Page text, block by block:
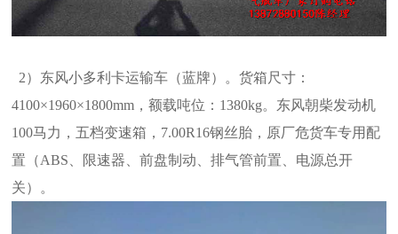
2）东风小多利卡运输车（蓝牌）。货箱尺寸：
4100×1960×1800mm，额载吨位：1380kg。东风朝柴发动机
100马力，五档变速箱，7.00R16钢丝胎，原厂危货车专用配
置（ABS、限速器、前盘制动、排气管前置、电源总开
关）。